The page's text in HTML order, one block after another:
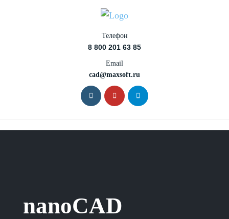
Телефон
8 800 201 63 85
Email
cad@maxsoft.ru
nanoCAD